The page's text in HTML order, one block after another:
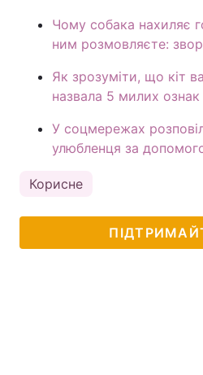
Чому собака нахиляє
ним розмовляєте:
Як зрозуміти, що кіт
назвала 5 милих ознак
У соцмережах
улюбленця за
Корисне